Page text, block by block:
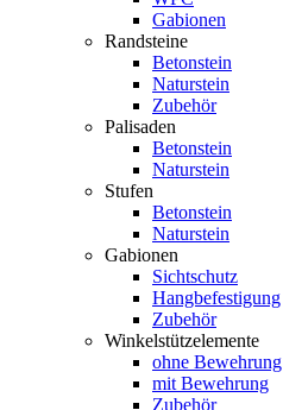
Gabionen
Randsteine
Betonstein
Naturstein
Zubehör
Palisaden
Betonstein
Naturstein
Stufen
Betonstein
Naturstein
Gabionen
Sichtschutz
Hangbefestigung
Zubehör
Winkelstützelemente
ohne Bewehrung
mit Bewehrung
Zubehör